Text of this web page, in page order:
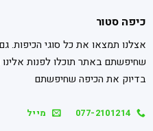
כיפה סטור
אצלנו תמצאו את כל סוגי
שחיפשתם באתר תוכלו לפנות
בדיוק את הכיפה שחיפשתם
077-2101214 מייל